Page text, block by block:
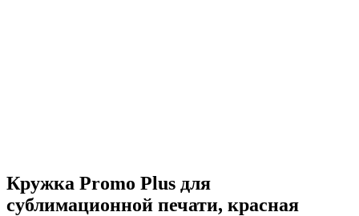
Кружка Promo Plus для
сублимационной печати, красная